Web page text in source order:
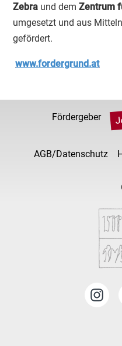
Zebra und demZentrum
umgesetzt und aus
gefördert.
www.fordergrund.at
Fördergeber
AGB/Datenschutz